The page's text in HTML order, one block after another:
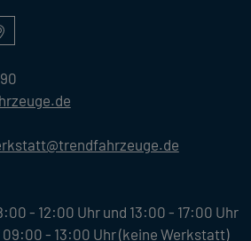
- 12:00 Uhr und 13:00 - 17:00 Uhr
- 13:00 Uhr (keine Werkstatt)